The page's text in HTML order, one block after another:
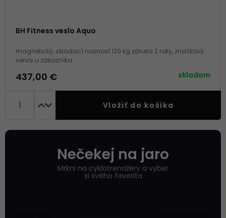
BH Fitness veslo Aquo
magnetický, skladací nosnosť 120 kg záruka 2 roky, značkový
servis u zákazníka
437,00 € skladom
Vložiť do košíka
Nečekej na jaro
Mrkni na cyklotrenažéry a vyber
si svého favorita